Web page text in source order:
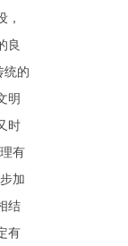
，
良
统的
明
时
有
加
结
有